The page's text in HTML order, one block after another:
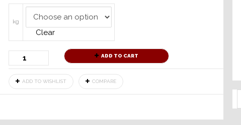
kg
Clear
ADD TO CART
ADD TO WISHLIST COMPARE